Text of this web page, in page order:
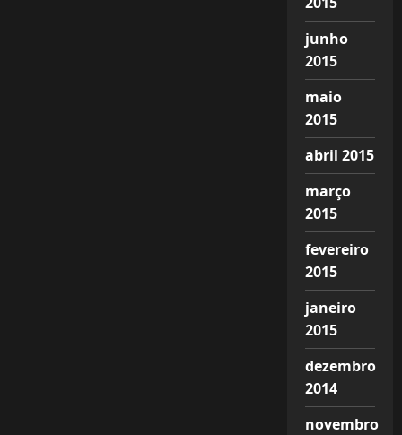
junho
2015
maio
2015
abril 2015
março
2015
fevereiro
2015
janeiro
2015
dezembro
2014
novembro